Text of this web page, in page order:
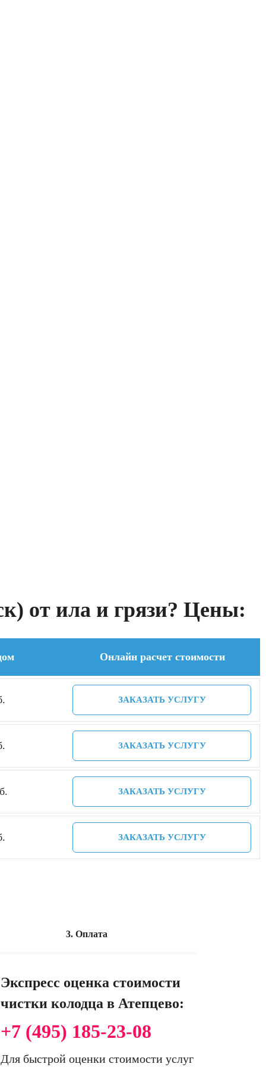
от ила и грязи? Цены:
Онлайн расчет стоимости
ЗАКАЗАТЬ УСЛУГУ
ЗАКАЗАТЬ УСЛУГУ
ЗАКАЗАТЬ УСЛУГУ
ЗАКАЗАТЬ УСЛУГУ
3. Оплата
Экспресс оценка стоимости
чистки колодца в Атепцево:
+7 (495) 185-23-08
Для быстрой оценки стоимости услуг